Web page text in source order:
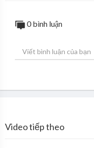
0 bình luận
Video tiếp theo